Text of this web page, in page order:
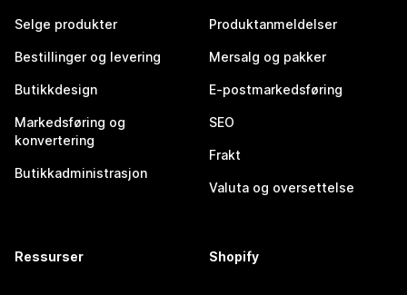
Selge produkter
Bestillinger og levering
Butikkdesign
Markedsføring og
konvertering
Butikkadministrasjon
Produktanmeldelser
Mersalg og pakker
E-postmarkedsføring
SEO
Frakt
Valuta og oversettelse
Ressurser Shopify